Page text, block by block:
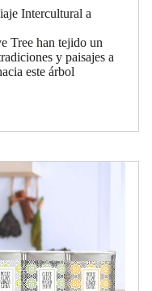
Intercultural a
Tree han tejido un
y paisajes a
este árbol